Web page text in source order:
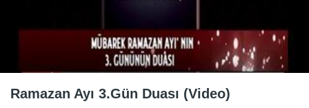
Ramazan Ayı 3.Gün Duası (Video)